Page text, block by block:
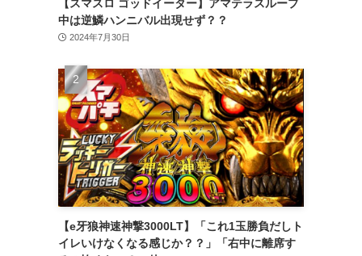
【スマスロ ゴッドイーター】アマテラスループ
中は逆鱗ハンニバル出現せず？？
2024年7月30日
【e牙狼神速神撃3000LT】「これ1玉勝負だしト
イレいけなくなる感じか？？」「右中に離席す